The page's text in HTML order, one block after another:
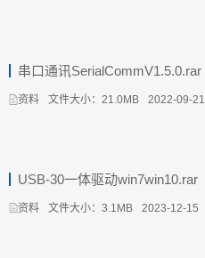
资料
串口通讯SerialCommV1.5.0.rar
文件大小：21.0MB 2022-09-21
资料
USB-30一体驱动win7win10.rar
文件大小：3.1MB 2023-12-15